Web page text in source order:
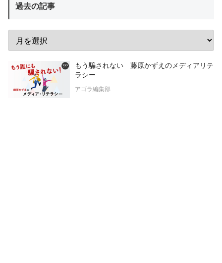
過去の記事
もう騙されない 藤原かずえのメディアリテ
ラシー
アゴラ編集部